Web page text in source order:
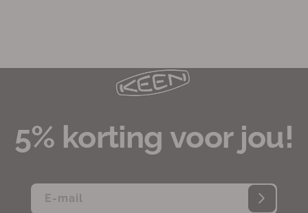
5% korting voor jou!
E‑mail